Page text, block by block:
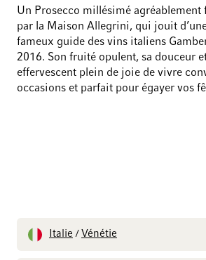
Un Prosecco millésimé
par la Maison Allegrini, qui jouit
fameux guide des vins italiens
2016. Son fruité opulent, sa douceur
effervescent plein de joie de vivre
occasions et parfait pour égayer vos
Italie / Vénétie